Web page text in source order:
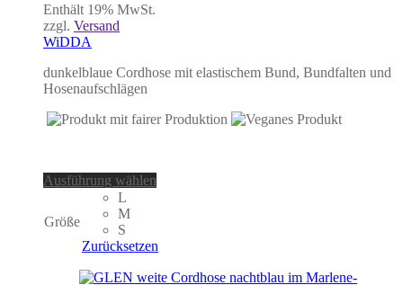
Enthält 19% MwSt.
zzgl. Versand
WiDDA
dunkelblaue Cordhose mit elastischem Bund, Bundfalten und
Hosenaufschlägen
Ausführung wählen
Varianten
Die
Größe
L
M
S
Zurücksetzen